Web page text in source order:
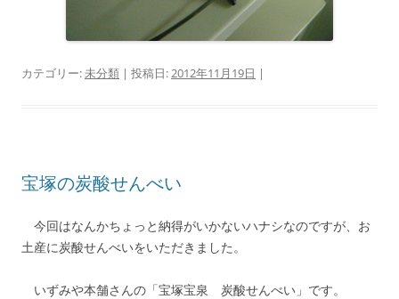
カテゴリー:未分類 | 投稿日:2012年11月19日 |
宝塚の炭酸せんべい
今回はなんかちょっと納得がいかないハナシなのですが、お
土産に炭酸せんべいをいただきました。
いずみや本舗さんの「宝塚宝泉 炭酸せんべい」です。